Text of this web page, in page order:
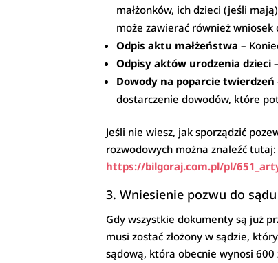
małżonków, ich dzieci (jeśli
może zawierać również wniosek
Odpis aktu małżeństwa –
Odpisy aktów urodzenia dzieci
Dowody na poparcie twierdzeń
dostarczenie dowodów, które
Jeśli nie wiesz, jak sporządzić
rozwodowych można znaleźć tutaj:
https://bilgoraj.com.pl/pl/
3. Wniesienie pozwu do sądu
Gdy wszystkie dokumenty są już
musi zostać złożony w sądzie,
sądową, która obecnie wynosi